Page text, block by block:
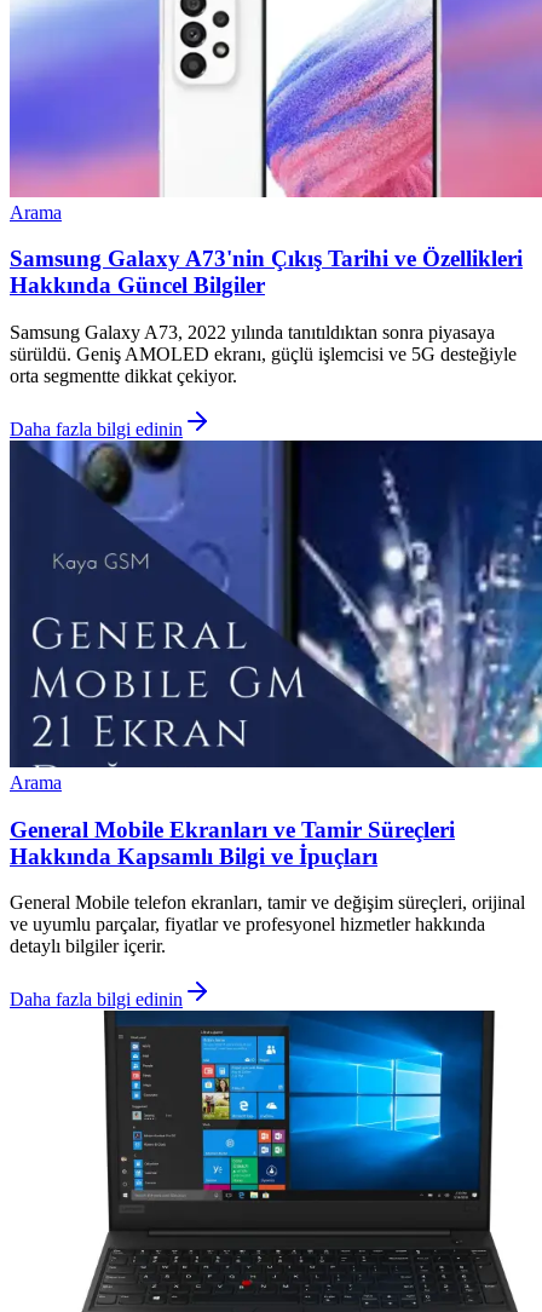
Arama
Samsung Galaxy A73'nin Çıkış Tarihi ve Özellikleri
Hakkında Güncel Bilgiler
Samsung Galaxy A73, 2022 yılında tanıtıldıktan sonra piyasaya
sürüldü. Geniş AMOLED ekranı, güçlü işlemcisi ve 5G desteğiyle
orta segmentte dikkat çekiyor.
Daha fazla bilgi edinin
Arama
General Mobile Ekranları ve Tamir Süreçleri
Hakkında Kapsamlı Bilgi ve İpuçları
General Mobile telefon ekranları, tamir ve değişim süreçleri, orijinal
ve uyumlu parçalar, fiyatlar ve profesyonel hizmetler hakkında
detaylı bilgiler içerir.
Daha fazla bilgi edinin